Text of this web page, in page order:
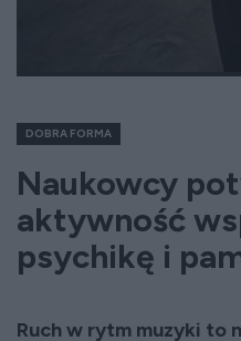
DOBRA FORMA
Naukowcy
aktywność
psychikę i
Ruch w rytm muzyki to